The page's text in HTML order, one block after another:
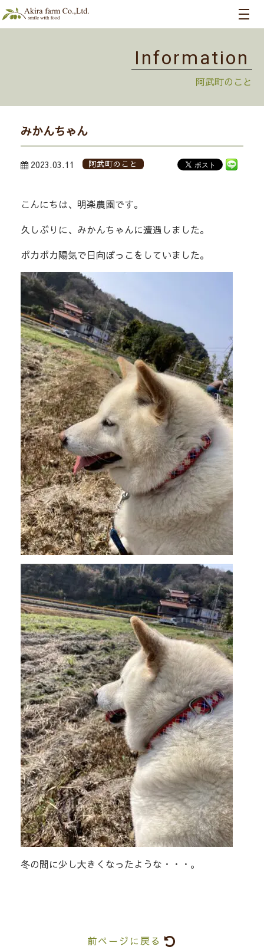
Information
阿武町のこと
みかんちゃん
2023.03.11 阿武町のこと
こんにちは、明楽農園です。
久しぶりに、みかんちゃんに遭遇しました。
ポカポカ陽気で日向ぼっこをしていました。
冬の間に少し大きくなったような・・・。
前ページに戻る